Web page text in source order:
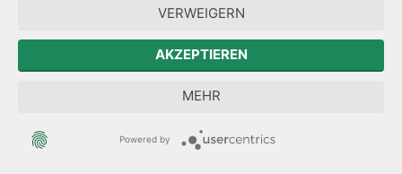
Forum Mitteleuropa
Der Sächsische Integrationsbeauftragte
Sächsische Landesbeauftragte zur Aufarbeitung der SED-
VERWEIGERN
AKZEPTIEREN
MEHR
Powered by